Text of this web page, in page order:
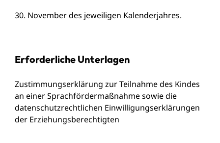
30. November des jeweiligen Kalenderjahres.
Erforderliche Unterlagen
Zustimmungserklärung zur Teilnahme des Kindes
an einer Sprachfördermaßnahme sowie die
datenschutzrechtlichen Einwilligungserklärungen
der Erziehungsberechtigten